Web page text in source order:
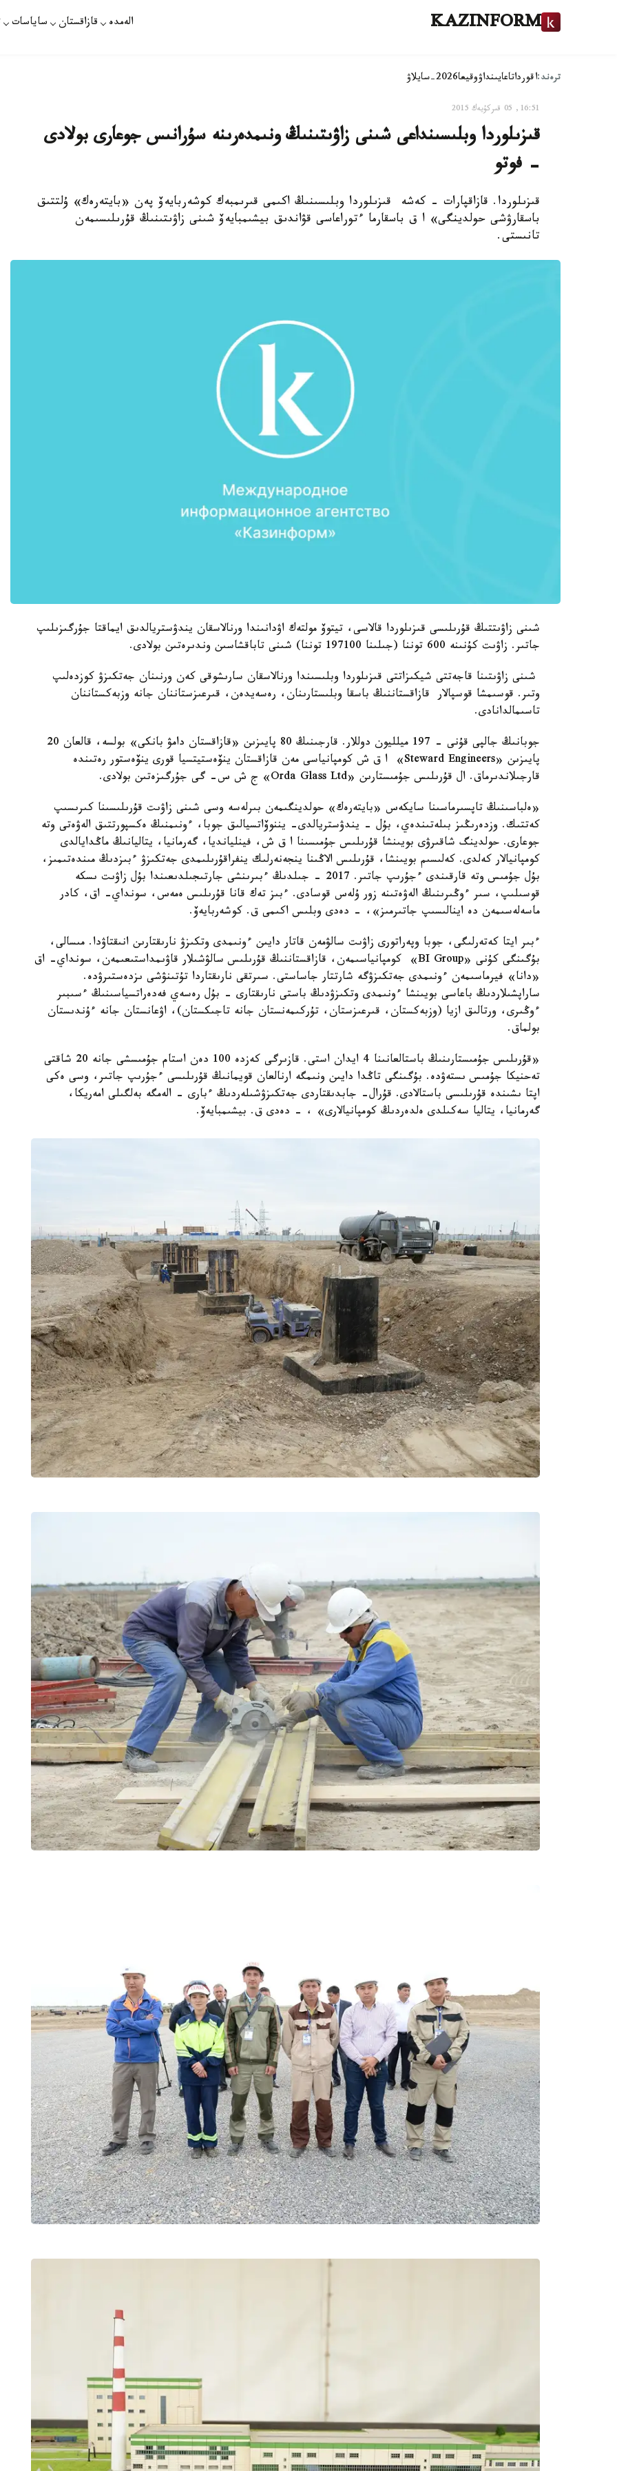
KAZINFORM الەمدە قازاقستان ساياسات
ترەند:اقورداتاعايىنداۋوقيعا2026-سايلاۋ
16:51, 05 قىركۇيەك 2015
قىزىلوردا وبلىسىنداعى شىنى زاۋىتىنىڭ ونىمدەرىنە سۇرانىس جوعارى بولادى
- فوتو
قىزىلوردا. قازاقپارات - كەشە قىزىلوردا وبلىسىنىڭ اكىمى قىرىمبەك كوشەربايەۆ پەن «بايتەرەك» ۇلتتىق
باسقارۋشى حولدينگى» ا ق باسقارما ءتوراعاسى قۋاندىق بيشىمبايەۆ شىنى زاۋىتىنىڭ قۇرىلىسىمەن
تانىستى.
شىنى زاۋىتتىڭ قۇرىلىسى قىزىلوردا قالاسى، تيتوۆ مولتەك اۋدانىندا ورنالاسقان يندۋستريالدىق ايماقتا جۇرگىزىلىپ
جاتىر. زاۋىت كۇنىنە 600 توننا (جىلىنا 197100 توننا) شىنى تاباقشاسىن وندىرەتىن بولادى.
شىنى زاۋىتىنا قاجەتتى شيكىزاتتى قىزىلوردا وبلىسىندا ورنالاسقان سارىشوقى كەن ورنىنان جەتكىزۋ كوزدەلىپ
وتىر. قوسىمشا قوسپالار قازاقستاننىڭ باسقا وبلىستارىنان، رەسەيدەن، قىرعىزستاننان جانە وزبەكستاننان
تاسىمالدانادى.
جوبانىڭ جالپى قۇنى - 197 ميلليون دوللار. قارجىنىڭ 80 پايىزىن «قازاقستان دامۋ بانكى» بولسە، قالعان 20
پايىزىن «Steward Engineers» ا ق ش كومپانياسى مەن قازاقستان ينۆەستيتسيا قورى ينۆەستور رەتىندە
قارجىلاندىرماق. ال قۇرىلىس جۇمىستارىن «Orda Glass Ltd» ج ش س- گى جۇرگىزەتىن بولادى.
«ەلباسىنىڭ تاپسىرماسىنا سايكەس «بايتەرەك» حولدينگىمەن بىرلەسە وسى شىنى زاۋىت قۇرىلىسىنا كىرىسىپ
كەتتىك. وزدەرىڭىز بىلەتىندەي، بۇل - يندۋستريالدى- يننوۆاتسيالىق جوبا، ءونىمنىڭ ەكسپورتتىق الەۋەتى وتە
جوعارى. حولدينگ شاقىرۋى بويىنشا قۇرىلىس جۇمىسىنا ا ق ش، فينليانديا، گەرمانيا، يتاليانىڭ ماڭدايالدى
كومپانيالار كەلدى. كەلىسىم بويىنشا، قۇرىلىس الاڭىنا ينجەنەرلىك ينفراقۇرىلىمدى جەتكىزۋ ءبىزدىڭ مىندەتىمىز،
بۇل جۇمىس وتە قارقىندى ءجۇرىپ جاتىر. 2017 - جىلدىڭ ءبىرىنشى جارتىجىلدىعىندا بۇل زاۋىت ىسكە
قوسىلىپ، سىر ءوڭىرىنىڭ الەۋەتىنە زور ۇلەس قوسادى. ءبىز تەك قانا قۇرىلىس ەمەس، سونداي- اق، كادر
ماسەلەسىمەن دە اينالىسىپ جاتىرمىز»، - دەدى وبلىس اكىمى ق. كوشەربايەۆ.
ءبىر ايتا كەتەرلىگى، جوبا وپەراتورى زاۋىت سالۋمەن قاتار دايىن ءونىمدى وتكىزۋ نارىقتارىن انىقتاۋدا. مىسالى،
بۇگىنگى كۇنى «BI Group» كومپانياسىمەن، قازاقستاننىڭ قۇرىلىس سالۋشىلار قاۋىمداستىعىمەن، سونداي- اق
«دانا» فيرماسىمەن ءونىمدى جەتكىزۋگە شارتتار جاساستى. سىرتقى نارىقتاردا تۇتىنۋشى ىزدەستىرۋدە.
ساراپشىلاردىڭ باعاسى بويىنشا ءونىمدى وتكىزۋدىڭ باستى نارىقتارى - بۇل رەسەي فەدەراتسياسىنىڭ ءسىبىر
ءوڭىرى، ورتالىق ازيا (وزبەكستان، قىرعىزستان، تۇركىمەنستان جانە تاجىكستان)، اۋعانستان جانە ءۇندىستان
بولماق.
«قۇرىلىس جۇمىستارىنىڭ باستالعانىنا 4 ايدان استى. قازىرگى كەزدە 100 دەن استام جۇمىسشى جانە 20 شاقتى
تەحنيكا جۇمىس ىستەۋدە. بۇگىنگى تاڭدا دايىن ونىمگە ارنالعان قويمانىڭ قۇرىلىسى ءجۇرىپ جاتىر، وسى ەكى
اپتا ىشىندە قۇرىلىسى باستالادى. قۇرال- جابدىقتاردى جەتكىزۋشىلەردىڭ ءبارى - الەمگە بەلگىلى امەريكا،
گەرمانيا، يتاليا سەكىلدى ەلدەردىڭ كومپانيالارى» ، - دەدى ق. بيشىمبايەۆ.